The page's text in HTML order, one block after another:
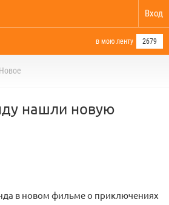
Вход
в мою ленту 2679
Новое
нашли новую
в новом фильме о приключениях